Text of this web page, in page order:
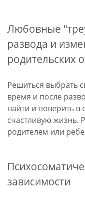
Любовные
развода и
родительских
Решиться выбрать
время и после
найти и поверить в
счастливую жизнь.
родителем или
зависимости